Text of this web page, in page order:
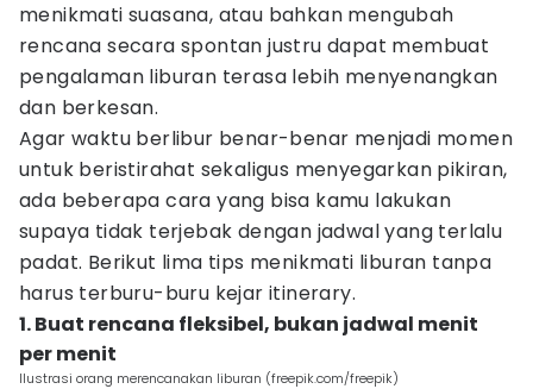
menikmati suasana, atau bahkan mengubah
rencana secara spontan justru dapat membuat
pengalaman liburan terasa lebih menyenangkan
dan berkesan.
Agar waktu berlibur benar-benar menjadi momen
untuk beristirahat sekaligus menyegarkan pikiran,
ada beberapa cara yang bisa kamu lakukan
supaya tidak terjebak dengan jadwal yang terlalu
padat. Berikut lima tips menikmati liburan tanpa
harus terburu-buru kejar itinerary.
1. Buat rencana fleksibel, bukan jadwal menit
per menit
Ilustrasi orang merencanakan liburan (freepik.com/freepik)